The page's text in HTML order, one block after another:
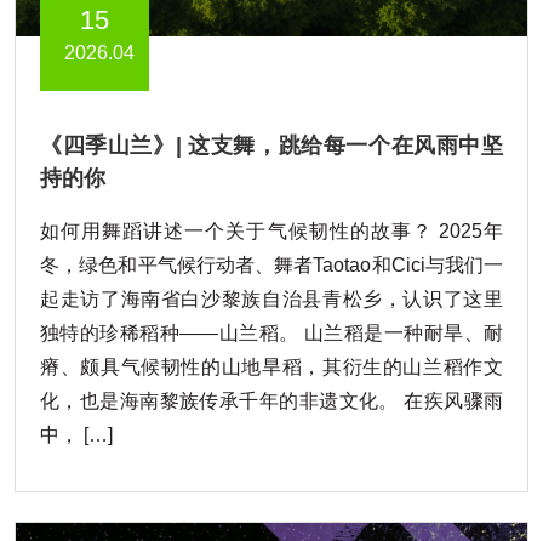
15
2026.04
《四季山兰》| 这支舞，跳给每一个在风雨中坚
持的你
如何用舞蹈讲述一个关于气候韧性的故事？ 2025年
冬，绿色和平气候行动者、舞者Taotao和Cici与我们一
起走访了海南省白沙黎族自治县青松乡，认识了这里
独特的珍稀稻种——山兰稻。 山兰稻是一种耐旱、耐
瘠、颇具气候韧性的山地旱稻，其衍生的山兰稻作文
化，也是海南黎族传承千年的非遗文化。 在疾风骤雨
中， […]